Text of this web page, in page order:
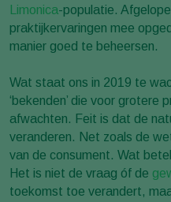
Limonica-populatie.
praktijkervaringen mee
manier goed te beheersen.
Wat staat ons in 2019 te
‘bekenden’ die voor grotere
afwachten. Feit is dat de
veranderen. Net zoals de
van de consument. Wat
Het is niet de vraag óf de
toekomst toe verandert,